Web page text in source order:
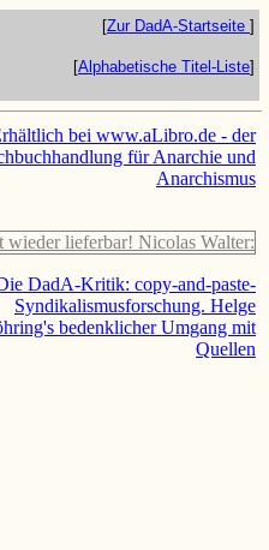
[Zur DadA-Startseite ]
[Alphabetische Titel-Liste]